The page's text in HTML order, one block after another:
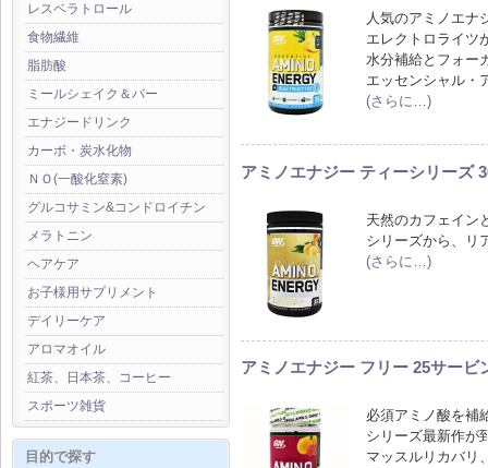
レスベラトロール
食物繊維
脂肪酸
ミールシェイク＆バー
エナジードリンク
カーボ・炭水化物
ＮＯ(一酸化窒素)
グルコサミン&コンドロイチン
メラトニン
ヘアケア
お子様用サプリメント
デイリーケア
アロマオイル
紅茶、日本茶、コーヒー
スポーツ雑貨
目的で探す
人気のアミノエナ
エレクトロライツ
水分補給とフォー
エッセンシャル・
(さらに…)
アミノエナジー ティーシリーズ
天然のカフェイン
シリーズから、リ
(さらに…)
アミノエナジー フリー 25サービ
必須アミノ酸を補
シリーズ最新作が
マッスルリカバリ